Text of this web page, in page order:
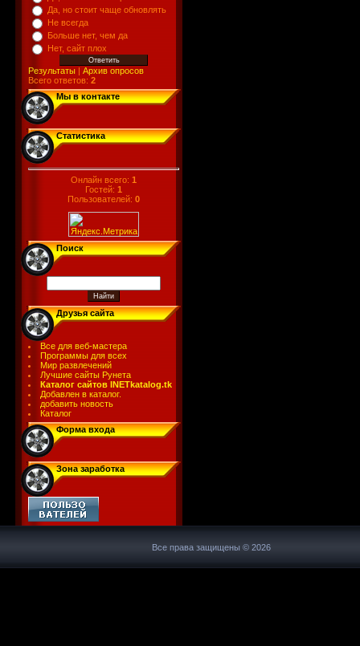
Да, но стоит чаще обновлять
Не всегда
Больше нет, чем да
Нет, сайт плох
Результаты | Архив опросов
Всего ответов: 2
Мы в контакте
Статистика
Онлайн всего: 1
Гостей: 1
Пользователей: 0
Поиск
Друзья сайта
Все для веб-мастера
Программы для всех
Мир развлечений
Лучшие сайты Рунета
Каталог сайтов INETkatalog.tk
Добавлен в каталог.
добавить новость
Каталог
Форма входа
Зона заработка
Все права защищены © 2026